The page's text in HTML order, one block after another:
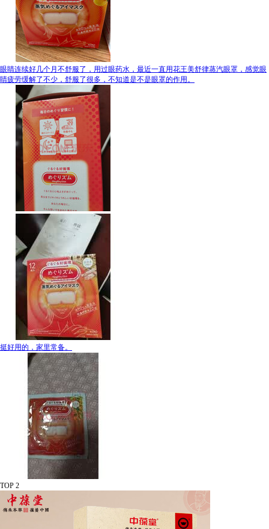
眼睛连续好几个月不舒服了，用过眼药水，最近一直用花王美舒律蒸汽眼罩，感觉眼
睛疲劳缓解了不少，舒服了很多，不知道是不是眼罩的作用。
挺好用的，家里常备。
TOP 2